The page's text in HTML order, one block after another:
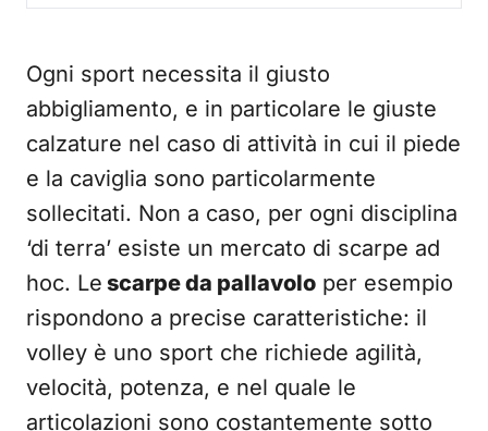
Ogni sport necessita il giusto
abbigliamento, e in particolare le giuste
calzature nel caso di attività in cui il piede
e la caviglia sono particolarmente
sollecitati. Non a caso, per ogni disciplina
‘di terra’ esiste un mercato di scarpe ad
hoc. Le scarpe da pallavolo per esempio
rispondono a precise caratteristiche: il
volley è uno sport che richiede agilità,
velocità, potenza, e nel quale le
articolazioni sono costantemente sotto